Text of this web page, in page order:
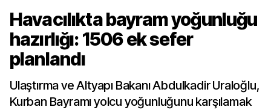
Havacılıkta bayram yoğunluğu
hazırlığı: 1506 ek sefer
planlandı
Ulaştırma ve Altyapı Bakanı Abdulkadir Uraloğlu,
Kurban Bayramı yolcu yoğunluğunu karşılamak